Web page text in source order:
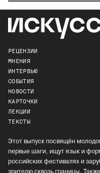
РЕЦЕНЗИИ
МНЕНИЯ
ИНТЕРВЬЮ
СОБЫТИЯ
НОВОСТИ
КАРТОЧКИ
ЛЕКЦИИ
ТЕКСТЫ
Этот выпуск посвящён
первые шаги, ищут язык и
российских фестивалях и